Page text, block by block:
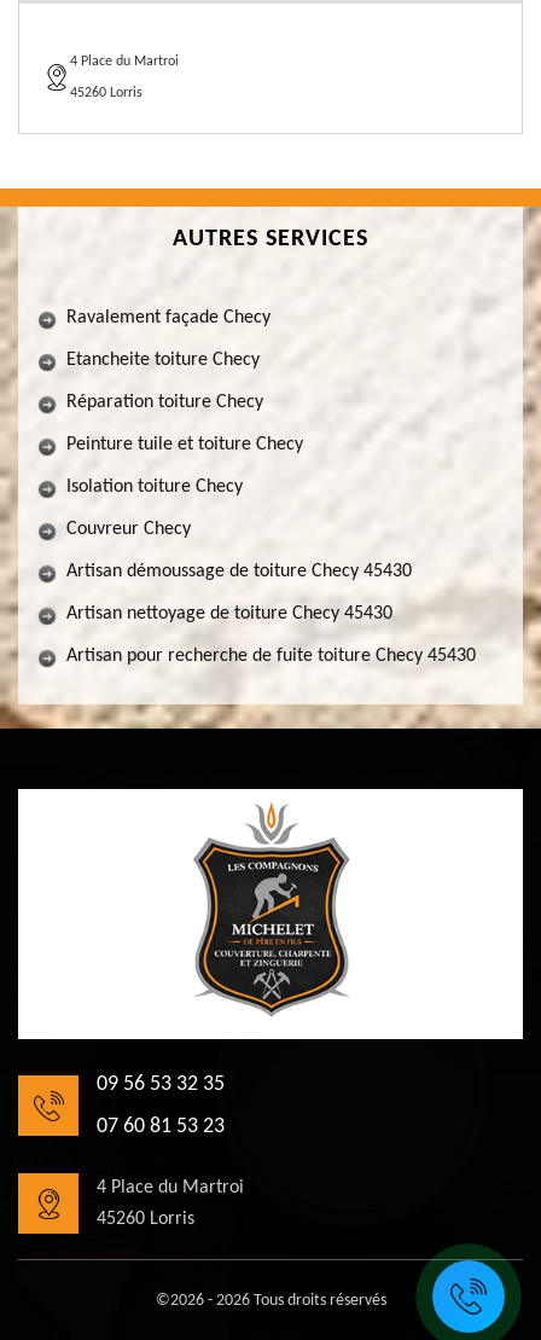
4 Place du Martroi
45260 Lorris
AUTRES SERVICES
Ravalement façade Checy
Etancheite toiture Checy
Réparation toiture Checy
Peinture tuile et toiture Checy
Isolation toiture Checy
Couvreur Checy
Artisan démoussage de toiture Checy 45430
Artisan nettoyage de toiture Checy 45430
Artisan pour recherche de fuite toiture Checy 45430
09 56 53 32 35
07 60 81 53 23
4 Place du Martroi
45260 Lorris
©2026 - 2026 Tous droits réservés